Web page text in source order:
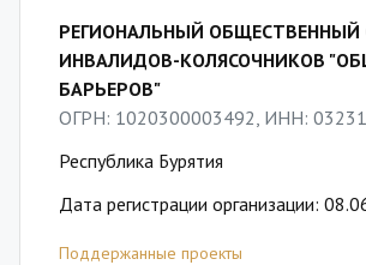
РЕГИОНАЛЬНЫЙ
ИНВАЛИДОВ-КОЛЯСОЧНИКОВ
БАРЬЕРОВ"
ОГРН: 1020300003492, ИНН:
Республика Бурятия
Дата регистрации организации:
Поддержанные проекты